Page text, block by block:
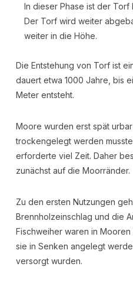
In dieser Phase ist der
Der Torf wird weiter
weiter in die Höhe.
Die Entstehung von Torf ist
dauert etwa 1000 Jahre, bis
Meter entsteht.
Moore wurden erst spät
trockengelegt werden
erforderte viel Zeit. Daher
zunächst auf die Moorränder.
Zu den ersten Nutzungen
Brennholzeinschlag und die
Fischweiher waren in
sie in Senken angelegt
versorgt wurden.